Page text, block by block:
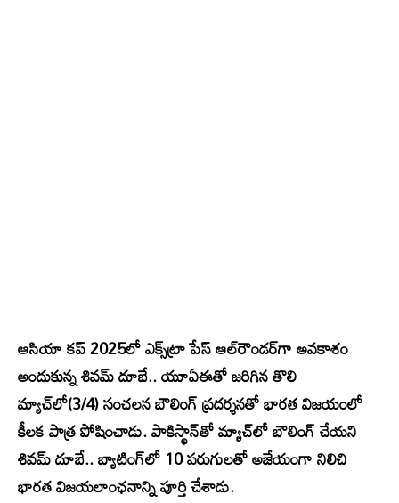
ఆసియా కప్ 2025లో ఎక్స్‌ట్రా పేస్ ఆల్‌రౌండర్‌గా అవకాశం
అందుకున్న శివమ్ దూబే.. యూఏఈతో జరిగిన తొలి
మ్యాచ్‌లో(3/4) సంచలన బౌలింగ్ ప్రదర్శనతో భారత విజయంలో
కీలక పాత్ర పోషించాడు. పాకిస్థాన్‌తో మ్యాచ్‌లో బౌలింగ్ చేయని
శివమ్ దూబే.. బ్యాటింగ్‌లో 10 పరుగులతో అజేయంగా నిలిచి
భారత విజయలాంఛనాన్ని పూర్తి చేశాడు.